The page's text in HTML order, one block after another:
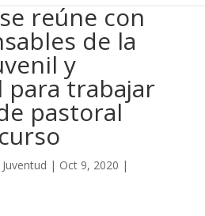
reúne con
de la
y
para trabajar
pastoral
| Oct 9, 2020 |